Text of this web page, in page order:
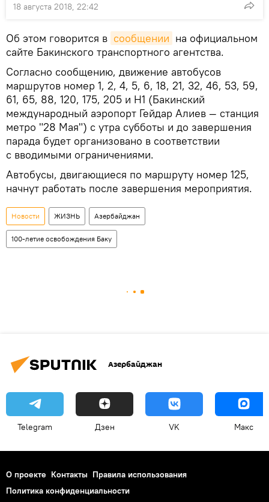
18 августа 2018, 22:42
Об этом говорится в сообщении на официальном
сайте Бакинского транспортного агентства.
Согласно сообщению, движение автобусов
маршрутов номер 1, 2, 4, 5, 6, 18, 21, 32, 46, 53, 59,
61, 65, 88, 120, 175, 205 и H1 (Бакинский
международный аэропорт Гейдар Алиев — станция
метро "28 Мая") с утра субботы и до завершения
парада будет организовано в соответствии
с вводимыми ограничениями.
Автобусы, двигающиеся по маршруту номер 125,
начнут работать после завершения мероприятия.
Новости ЖИЗНЬ Азербайджан
100-летие освобождения Баку
Азербайджан
Telegram Дзен VK Макс
О проекте Контакты Правила использования
Политика конфиденциальности